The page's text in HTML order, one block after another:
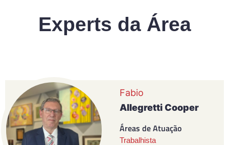
Experts da Área
Fabio
Allegretti Cooper
Áreas de Atuação
Trabalhista